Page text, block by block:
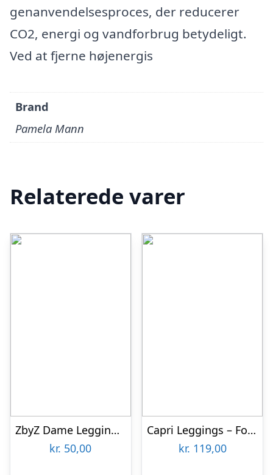
genanvendelsesproces, der reducerer
CO2, energi og vandforbrug betydeligt.
Ved at fjerne højenergis
Brand
Pamela Mann
Relaterede varer
ZbyZ Dame Leggings Plus Size – Print 14 – 4XL/5XL
kr. 50,00
Capri Leggings – Forest Green
kr. 119,00